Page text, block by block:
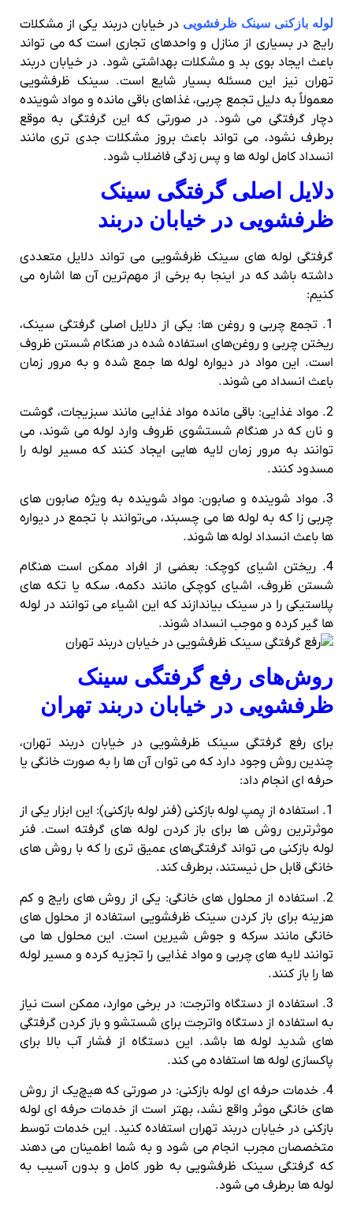
لوله بازکنی سینک ظرفشویی در خیابان دربند یکی از مشکلات
رایج در بسیاری از منازل و واحدهای تجاری است که می‌ تواند
باعث ایجاد بوی بد و مشکلات بهداشتی شود. در خیابان دربند
تهران نیز این مسئله بسیار شایع است. سینک ظرفشویی
معمولاً به دلیل تجمع چربی، غذاهای باقی‌ مانده و مواد شوینده
دچار گرفتگی می‌ شود. در صورتی که این گرفتگی به‌ موقع
برطرف نشود، می‌ تواند باعث بروز مشکلات جدی‌ تری مانند
انسداد کامل لوله‌ ها و پس‌ زدگی فاضلاب شود.
دلایل اصلی گرفتگی سینک
ظرفشویی در خیابان دربند
گرفتگی لوله‌ های سینک ظرفشویی می‌ تواند دلایل متعددی
داشته باشد که در اینجا به برخی از مهم‌ترین آن‌ ها اشاره می‌
کنیم:
1. تجمع چربی و روغن‌ ها: یکی از دلایل اصلی گرفتگی سینک،
ریختن چربی و روغن‌های استفاده‌ شده در هنگام شستن ظروف
است. این مواد در دیواره لوله‌ ها جمع شده و به مرور زمان
باعث انسداد می‌ شوند.
2. مواد غذایی: باقی‌ مانده مواد غذایی مانند سبزیجات، گوشت
و نان که در هنگام شستشوی ظروف وارد لوله می‌ شوند، می‌
توانند به مرور زمان لایه‌ هایی ایجاد کنند که مسیر لوله را
مسدود کنند.
3. مواد شوینده و صابون: مواد شوینده به ویژه صابون‌ های
چربی‌ زا که به لوله‌ ها می‌ چسبند، می‌توانند با تجمع در دیواره‌
ها باعث انسداد لوله‌ ها شوند.
4. ریختن اشیای کوچک: بعضی از افراد ممکن است هنگام
شستن ظروف، اشیای کوچکی مانند دکمه، سکه یا تکه‌ های
پلاستیکی را در سینک بیاندازند که این اشیاء می‌ توانند در لوله‌
ها گیر کرده و موجب انسداد شوند.
روش‌های رفع گرفتگی سینک
ظرفشویی در خیابان دربند تهران
برای رفع گرفتگی سینک ظرفشویی در خیابان دربند تهران،
چندین روش وجود دارد که می‌ توان آن‌ ها را به‌ صورت خانگی یا
حرفه‌ ای انجام داد:
1. استفاده از پمپ لوله بازکنی (فنر لوله بازکنی): این ابزار یکی از
موثرترین روش‌ ها برای باز کردن لوله‌ های گرفته است. فنر
لوله بازکنی می‌ تواند گرفتگی‌های عمیق‌ تری را که با روش‌ های
خانگی قابل حل نیستند، برطرف کند.
2. استفاده از محلول‌ های خانگی: یکی از روش‌ های رایج و کم‌
هزینه برای باز کردن سینک ظرفشویی استفاده از محلول‌ های
خانگی مانند سرکه و جوش شیرین است. این محلول‌ ها می‌
توانند لایه‌ های چربی و مواد غذایی را تجزیه کرده و مسیر لوله‌
ها را باز کنند.
3. استفاده از دستگاه واترجت: در برخی موارد، ممکن است نیاز
به استفاده از دستگاه واترجت برای شستشو و باز کردن گرفتگی‌
های شدید لوله‌ ها باشد. این دستگاه از فشار آب بالا برای
پاکسازی لوله‌ ها استفاده می‌ کند.
4. خدمات حرفه‌ ای لوله بازکنی: در صورتی که هیچ‌یک از روش‌
های خانگی موثر واقع نشد، بهتر است از خدمات حرفه‌ ای لوله
بازکنی در خیابان دربند تهران استفاده کنید. این خدمات توسط
متخصصان مجرب انجام می‌ شود و به شما اطمینان می‌ دهند
که گرفتگی سینک ظرفشویی به‌ طور کامل و بدون آسیب به
لوله‌ ها برطرف می‌ شود.